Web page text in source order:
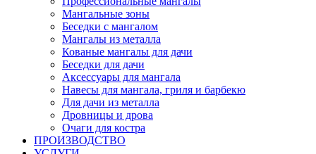
Мангальные зоны
Беседки с мангалом
Мангалы из металла
Кованые мангалы для дачи
Беседки для дачи
Аксессуары для мангала
Навесы для мангала, гриля и барбекю
Для дачи из металла
Дровницы и дрова
Очаги для костра
ПРОИЗВОДСТВО